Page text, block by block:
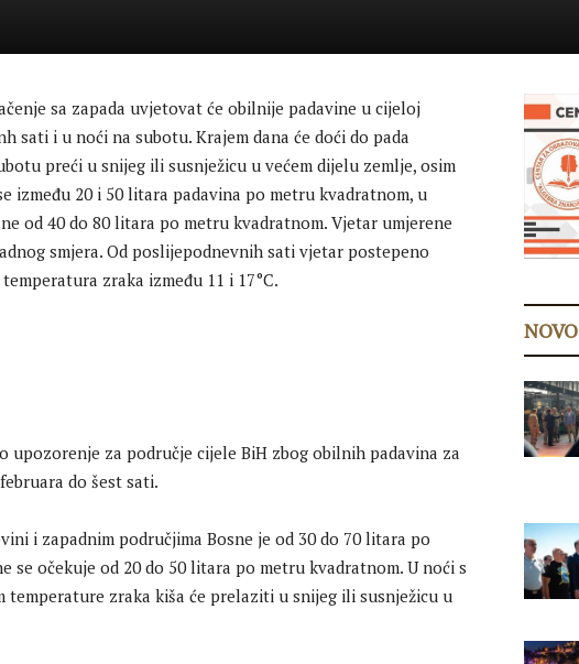
sa zapada uvjetovat će obilnije padavine u cijeloj
sati i u noći na subotu. Krajem dana će doći do pada
preći u snijeg ili susnježicu u većem dijelu zemlje, osim
između 20 i 50 litara padavina po metru kvadratnom, u
od 40 do 80 litara po metru kvadratnom. Vjetar umjerene
smjera. Od poslijepodnevnih sati vjetar postepeno
zraka između 11 i 17°C.
upozorenje za područje cijele BiH zbog obilnih padavina za
do šest sati.
i zapadnim područjima Bosne je od 30 do 70 litara po
se očekuje od 20 do 50 litara po metru kvadratnom. U noći s
temperature zraka kiša će prelaziti u snijeg ili susnježicu u
NOVO